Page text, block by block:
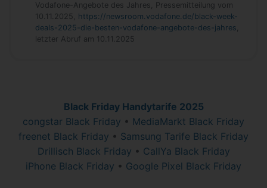
Vodafone-Angebote des Jahres, Pressemitteilung vom
10.11.2025, https://newsroom.vodafone.de/black-week-
deals-2025-die-besten-vodafone-angebote-des-jahres
letzter Abruf am 10.11.2025
Black Friday Handytarife 2025
congstar Black Friday • MediaMarkt Black Friday
freenet Black Friday • Samsung Tarife Black Friday
Drillisch Black Friday • CallYa Black Friday
iPhone Black Friday • Google Pixel Black Friday